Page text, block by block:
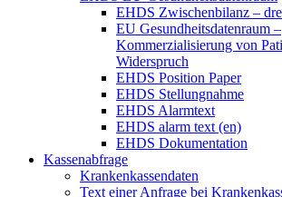
EHDS Zwischenbilanz –
EU Gesundheitsdatenraum –
Kommerzialisierung von
Widerspruch
EHDS Position Paper
EHDS Stellungnahme
EHDS Alarmtext
EHDS alarm text (en)
EHDS Dokumentation
Kassenabfrage
Krankenkassendaten
Text einer Anfrage bei